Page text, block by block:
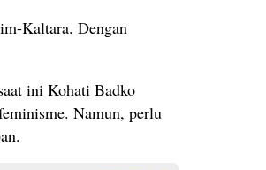
Kaltara. Dengan
ini Kohati Badko
Namun, perlu